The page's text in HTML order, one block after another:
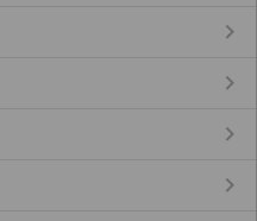
keyboard_arrow_right
keyboard_arrow_right
keyboard_arrow_right
keyboard_arrow_right